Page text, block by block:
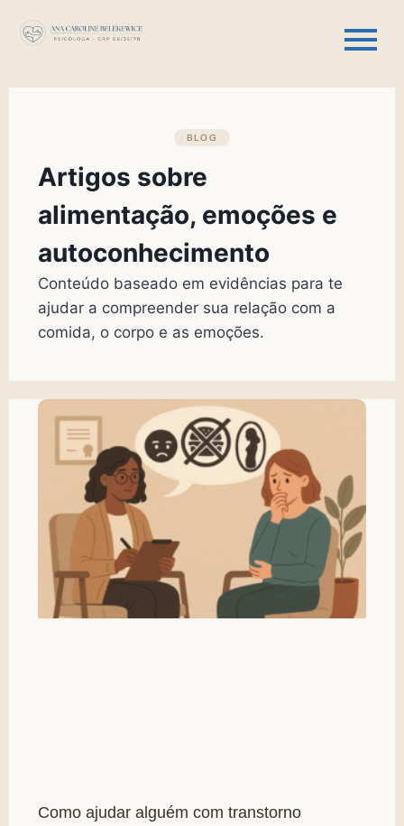
BLOG
Artigos sobre
alimentação, emoções e
autoconhecimento
Conteúdo baseado em evidências para te
ajudar a compreender sua relação com a
comida, o corpo e as emoções.
Como ajudar alguém com transtorno